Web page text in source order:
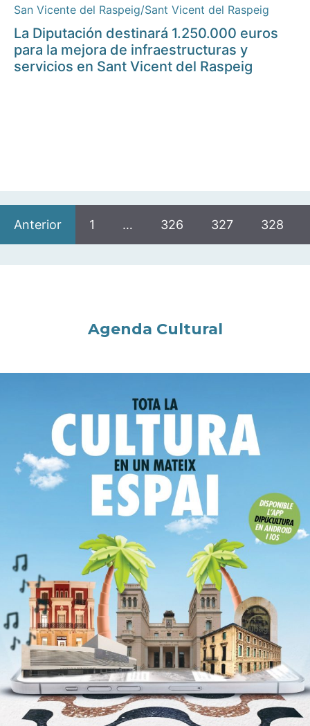
San Vicente del Raspeig/Sant Vicent del Raspeig
La Diputación destinará 1.250.000 euros
para la mejora de infraestructuras y
servicios en Sant Vicent del Raspeig
Anterior 1 … 326 327 328
Agenda Cultural